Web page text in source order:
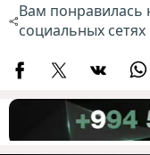
Вам понравилась
социальных сетях